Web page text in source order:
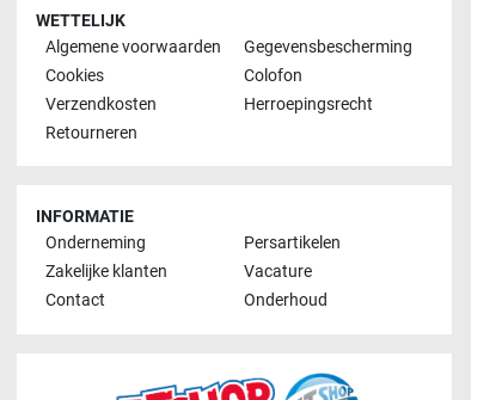
WETTELIJK
Algemene voorwaarden
Gegevensbescherming
Cookies
Colofon
Verzendkosten
Herroepingsrecht
Retourneren
INFORMATIE
Onderneming
Persartikelen
Zakelijke klanten
Vacature
Contact
Onderhoud